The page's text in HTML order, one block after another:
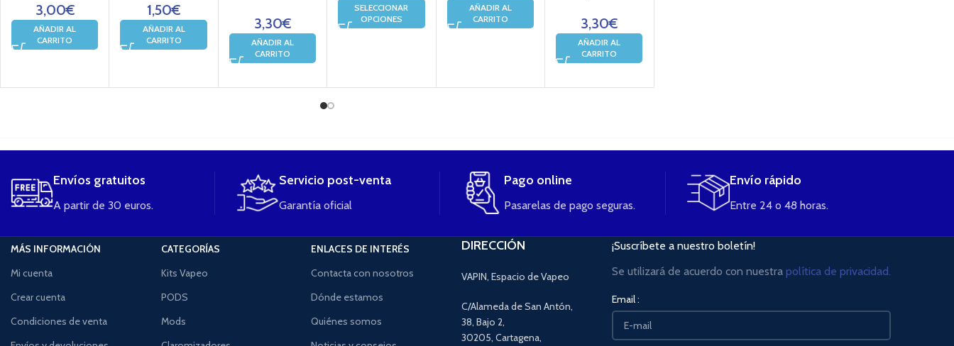
3,00€
AÑADIR AL
CARRITO
1,50€
AÑADIR AL
CARRITO
3,30€
AÑADIR AL
CARRITO
SELECCIONAR
OPCIONES
AÑADIR AL
CARRITO
3,30€
AÑADIR AL
CARRITO
Envíos gratuitos
A partir de 30 euros.
Servicio post-venta
Garantía oficial
Pago online
Pasarelas de pago seguras.
Envío rápido
Entre 24 o 48 horas.
MÁS INFORMACIÓN
Mi cuenta
Crear cuenta
Condiciones de venta
CATEGORÍAS
Kits Vapeo
PODS
Mods
ENLACES DE INTERÉS
Contacta con nosotros
Dónde estamos
Quiénes somos
DIRECCIÓN
VAPIN, Espacio de Vapeo
C/Alameda de San Antón,
38, Bajo 2,
30205, Cartagena,
¡Suscríbete a nuestro boletín!
Se utilizará de acuerdo con nuestra política de privacidad.
Email :